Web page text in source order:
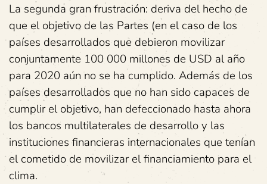
La segunda gran frustración: deriva del hecho de
que el objetivo de las Partes (en el caso de los
países desarrollados que debieron movilizar
conjuntamente 100 000 millones de USD al año
para 2020 aún no se ha cumplido. Además de los
países desarrollados que no han sido capaces de
cumplir el objetivo, han defeccionado hasta ahora
los bancos multilaterales de desarrollo y las
instituciones financieras internacionales que tenían
el cometido de movilizar el financiamiento para el
clima.